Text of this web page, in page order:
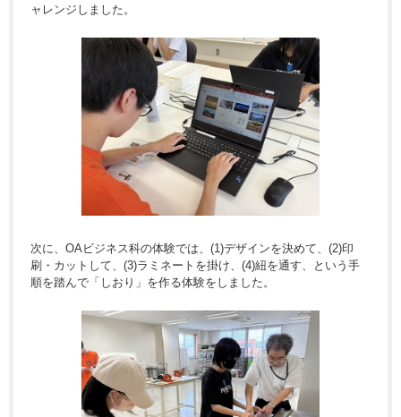
ャレンジしました。
次に、OAビジネス科の体験では、(1)デザインを決めて、(2)印
刷・カットして、(3)ラミネートを掛け、(4)紐を通す、という手
順を踏んで「しおり」を作る体験をしました。